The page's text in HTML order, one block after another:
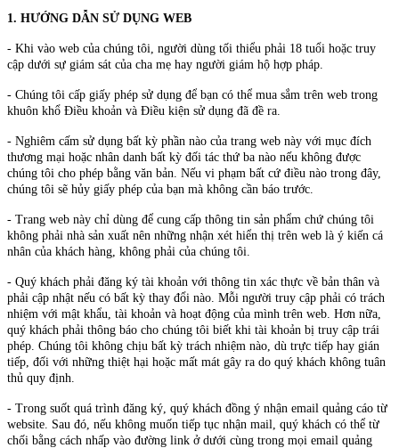
1. HƯỚNG DẪN SỬ DỤNG WEB
- Khi vào web của chúng tôi, người dùng tối thiểu phải 18 tuổi hoặc truy
cập dưới sự giám sát của cha mẹ hay người giám hộ hợp pháp.
- Chúng tôi cấp giấy phép sử dụng để bạn có thể mua sắm trên web trong
khuôn khổ Điều khoản và Điều kiện sử dụng đã đề ra.
- Nghiêm cấm sử dụng bất kỳ phần nào của trang web này với mục đích
thương mại hoặc nhân danh bất kỳ đối tác thứ ba nào nếu không được
chúng tôi cho phép bằng văn bản. Nếu vi phạm bất cứ điều nào trong đây,
chúng tôi sẽ hủy giấy phép của bạn mà không cần báo trước.
- Trang web này chỉ dùng để cung cấp thông tin sản phẩm chứ chúng tôi
không phải nhà sản xuất nên những nhận xét hiển thị trên web là ý kiến cá
nhân của khách hàng, không phải của chúng tôi.
- Quý khách phải đăng ký tài khoản với thông tin xác thực về bản thân và
phải cập nhật nếu có bất kỳ thay đổi nào. Mỗi người truy cập phải có trách
nhiệm với mật khẩu, tài khoản và hoạt động của mình trên web. Hơn nữa,
quý khách phải thông báo cho chúng tôi biết khi tài khoản bị truy cập trái
phép. Chúng tôi không chịu bất kỳ trách nhiệm nào, dù trực tiếp hay gián
tiếp, đối với những thiệt hại hoặc mất mát gây ra do quý khách không tuân
thủ quy định.
- Trong suốt quá trình đăng ký, quý khách đồng ý nhận email quảng cáo từ
website. Sau đó, nếu không muốn tiếp tục nhận mail, quý khách có thể từ
chối bằng cách nhấp vào đường link ở dưới cùng trong mọi email quảng